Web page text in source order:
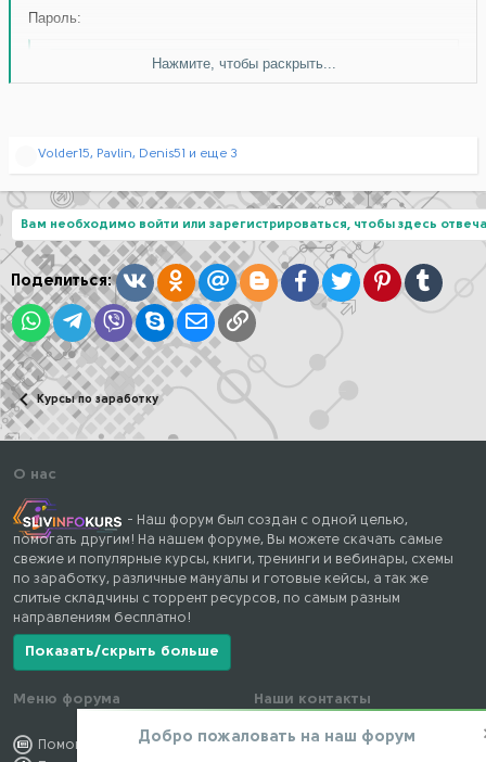
Пароль:
Скачать без ограничений
Нажмите, чтобы раскрыть...
Р
ц
и
и
:
Volder15, Pavlin, Denis51 и еще 3
Вам необходимо войти или зарегистрироваться, чтобы здесь
Поделиться: ВконтактеОдноклассники
Mail.ruBloggerFacebook
TwitterPinterestTumblr
WhatsAppTelegram
Viber SkypeЭлектронная почта
Ссылка
Курсы по заработку
О нас
- Наш форум был создан с одной целью,
помогать другим! На нашем форуме, Вы можете скачать самые
свежие и популярные курсы, книги, тренинги и вебинары, схемы
по заработку, различные мануалы и готовые кейсы, а так же
слитые складчины с торрент ресурсов, по самым разным
направлениям бесплатно!
Показать/скрыть больше
Меню форума
Помощь по форуму
Наши контакты
kursstore@mail.ru
Добро пожаловать на наш форум